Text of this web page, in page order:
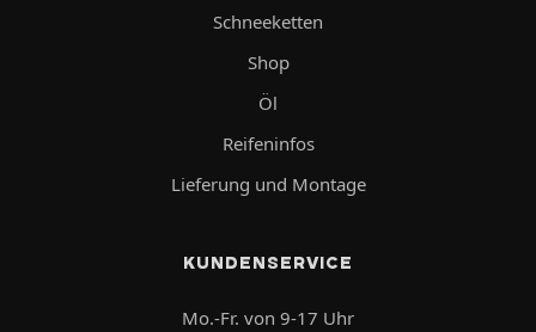
Schneeketten
Shop
Öl
Reifeninfos
Lieferung und Montage
KUNDENSERVICE
Mo.-Fr. von 9-17 Uhr